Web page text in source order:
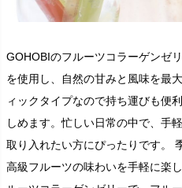
GOHOBIのフルーツコラーゲンゼ
を使用し、自然の甘みと風味を最
ィックタイプなので持ち運びも便
しめます。忙しい日常の中で、手
取り入れたい方にぴったりです。
高級フルーツの味わいを手軽に楽